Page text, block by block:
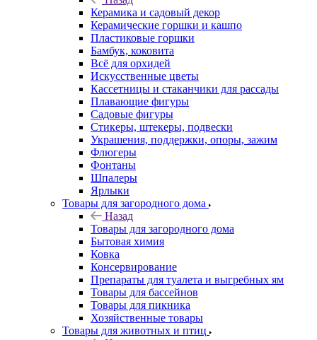
Керамика и садовый декор
Керамические горшки и кашпо
Пластиковые горшки
Бамбук, коковита
Всё для орхидей
Искусственные цветы
Кассетницы и стаканчики для рассады
Плавающие фигуры
Садовые фигуры
Стикеры, штекеры, подвески
Украшения, поддержки, опоры, зажим
Флюгеры
Фонтаны
Шпалеры
Ярлыки
Товары для загородного дома
Назад
Товары для загородного дома
Бытовая химия
Ковка
Консервирование
Препараты для туалета и выгребных ям
Товары для бассейнов
Товары для пикника
Хозяйственные товары
Товары для животных и птиц